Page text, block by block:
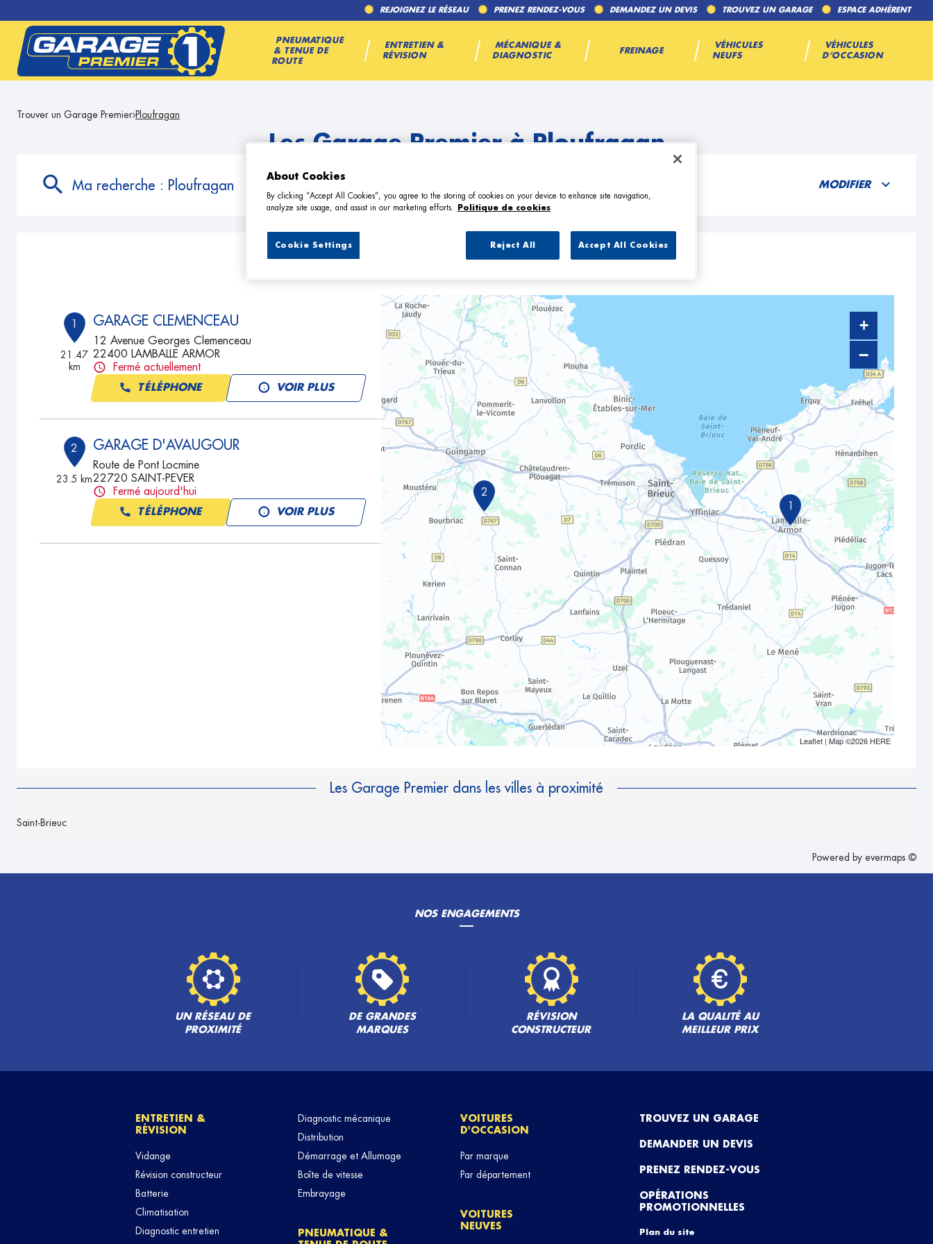
REJOIGNEZ LE RÉSEAU PRENEZ RENDEZ-VOUS DEMANDEZ UN DEVIS TROUVEZ UN GARAGE ESPACE ADHÉRENT
PNEUMATIQUE
& TENUE DE
ROUTE
ENTRETIEN &
RÉVISION
MÉCANIQUE &
DIAGNOSTIC
FREINAGE
VÉHICULES
NEUFS
VÉHICULES
D’OCCASION
Trouver un Garage Premier Ploufragan
Les Garage Premier à Ploufragan
Ma recherche : Ploufragan MODIFIER
2 Garage Premier à Ploufragan
1
21.47
km
GARAGE CLEMENCEAU
12 Avenue Georges Clemenceau
22400 LAMBALLE ARMOR
Fermé actuellement
TÉLÉPHONE VOIR PLUS
2
23.5 km
GARAGE D'AVAUGOUR
Route de Pont Locmine
22720 SAINT-PEVER
Fermé aujourd'hui
TÉLÉPHONE VOIR PLUS
2
1
+
−
Leaflet| Map ©2026 HERE
Les Garage Premier dans les villes à proximité
Saint-Brieuc
Powered by evermaps ©
NOS ENGAGEMENTS
UN RÉSEAU DE
PROXIMITÉ
DE GRANDES
MARQUES
RÉVISION
CONSTRUCTEUR
LA QUALITÉ AU
MEILLEUR PRIX
ENTRETIEN &
RÉVISION
Vidange
Révision constructeur
Batterie
Climatisation
Diagnostic entretien
Diagnostic mécanique
Distribution
Démarrage et Allumage
Boîte de vitesse
Embrayage
PNEUMATIQUE &
VOITURES
D'OCCASION
Par marque
Par département
VOITURES
NEUVES
TROUVEZ UN GARAGE
DEMANDER UN DEVIS
PRENEZ RENDEZ-VOUS
OPÉRATIONS
PROMOTIONNELLES
Plan du site
About Cookies
By clicking “Accept All Cookies”, you agree to the storing of cookies on your device to enhance site navigation,
analyze site usage, and assist in our marketing efforts.
Politique de cookies
Reject All Accept All Cookies
Cookie Settings